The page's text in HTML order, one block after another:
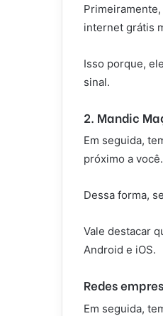
internet grátis
Isso porque,
sinal.
2. Mandic
Em seguida,
próximo a você.
Dessa forma,
Vale destacar
Android e iOS.
Redes
Em seguida,